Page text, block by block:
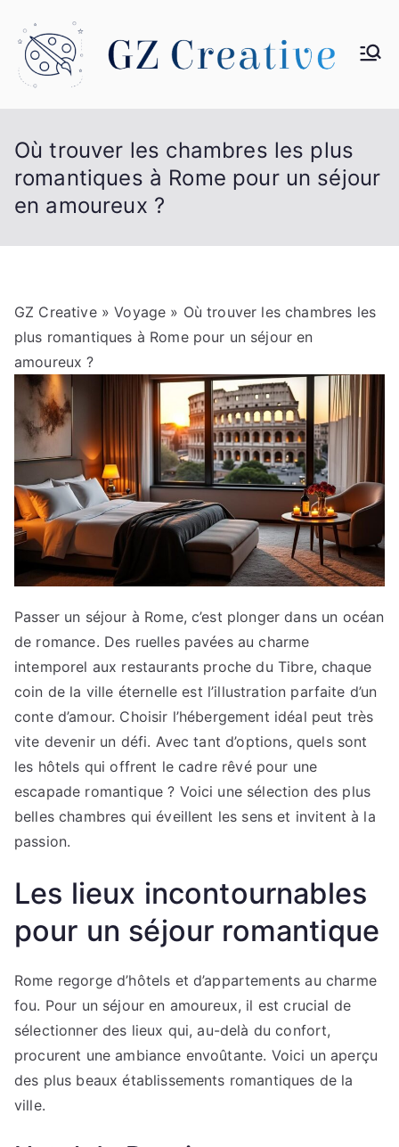
contenu
Cr
e
Où trouver les chambres les plus
romantiques à Rome pour un séjour
en amoureux ?
GZ Creative»Voyage » Où trouver les chambres les
plus romantiques à Rome pour un séjour en
amoureux ?
Passer un séjour à Rome, c’est plonger dans un océan
de romance. Des ruelles pavées au charme
intemporel aux restaurants proche du Tibre, chaque
coin de la ville éternelle est l’illustration parfaite d’un
conte d’amour. Choisir l’hébergement idéal peut très
vite devenir un défi. Avec tant d’options, quels sont
les hôtels qui offrent le cadre rêvé pour une
escapade romantique ? Voici une sélection des plus
belles chambres qui éveillent les sens et invitent à la
passion.
Les lieux incontournables
pour un séjour romantique
Rome regorge d’hôtels et d’appartements au charme
fou. Pour un séjour en amoureux, il est crucial de
sélectionner des lieux qui, au-delà du confort,
procurent une ambiance envoûtante. Voici un aperçu
des plus beaux établissements romantiques de la
ville.